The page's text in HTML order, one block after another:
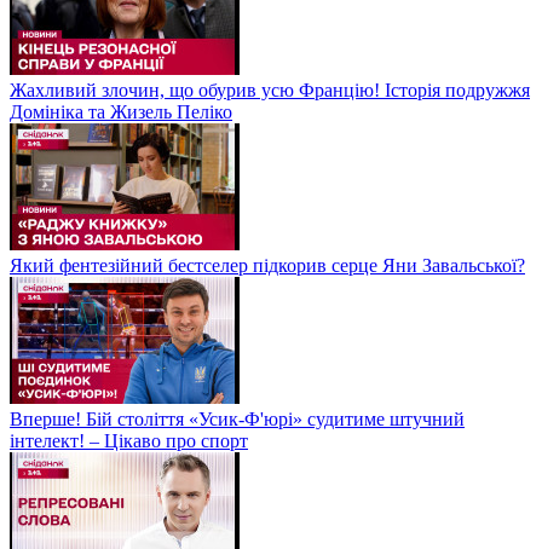
Жахливий злочин, що обурив усю Францію! Історія подружжя
Домініка та Жизель Пеліко
Який фентезійний бестселер підкорив серце Яни Завальської?
Вперше! Бій століття «Усик-Ф'юрі» судитиме штучний
інтелект! – Цікаво про спорт